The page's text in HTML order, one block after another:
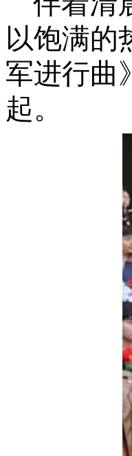
以饱满的
军进行曲
起。